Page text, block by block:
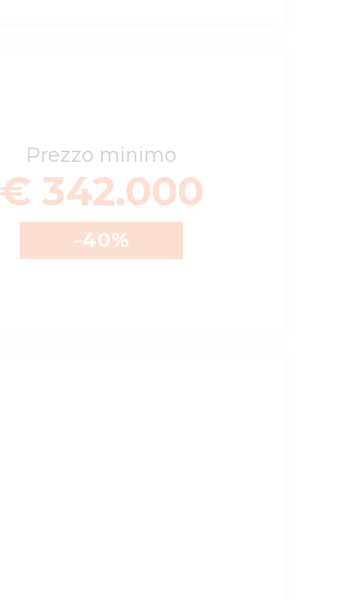
Prezzo minimo
€ 342.000
-40%